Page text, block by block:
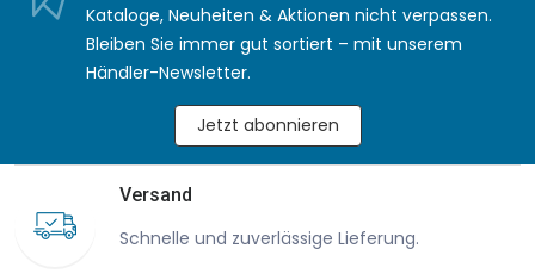
Kataloge, Neuheiten & Aktionen nicht verpassen.
Bleiben Sie immer gut sortiert – mit unserem
Händler-Newsletter.
Jetzt abonnieren
Versand
Schnelle und zuverlässige Lieferung.